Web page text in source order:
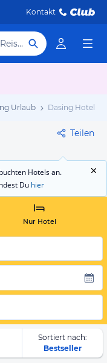
Kontakt
Hotel, Reiseziel
Urlaub Dasing Hotels
Teilen
Hotels an.
Du hier
Nur Hotel
Sortiert nach:
Bestseller